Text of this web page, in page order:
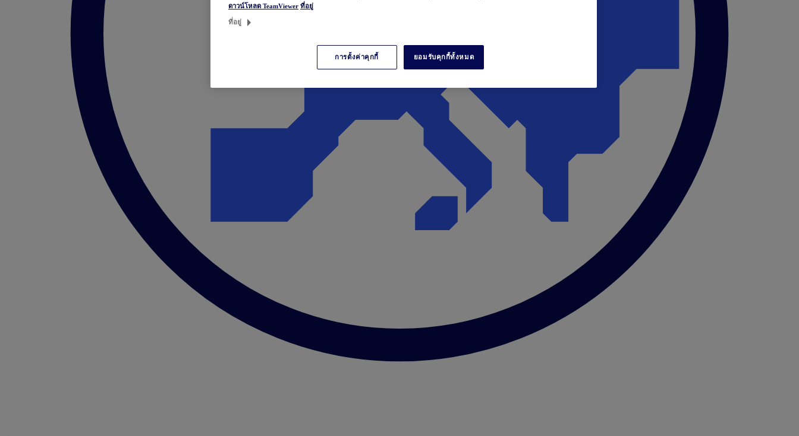
ดาวน์โหลด TeamViewer ที่อยู่
ที่อยู่
การตั้งค่าคุกกี้ ยอมรับคุกกี้ทั้งหมด